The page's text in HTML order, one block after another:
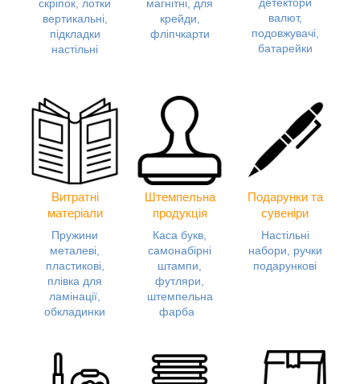
скріпок, лотки
вертикальні,
підкладки
настільні
магнітні, для
крейди,
фліпчкарти
детектори
валют,
подовжувачі,
батарейки
Витратні
матеріали
Пружини
металеві,
пластикові,
плівка для
ламінації,
обкладинки
Штемпельна
продукція
Каса букв,
самонабірні
штампи,
футляри,
штемпельна
фарба
Подарунки та
сувеніри
Настільні
набори, ручки
подарункові